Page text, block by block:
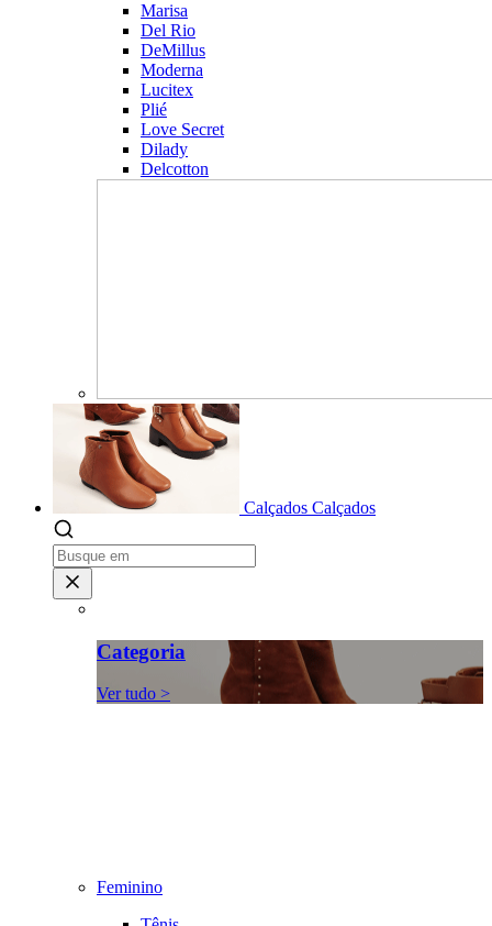
Marisa
Del Rio
DeMillus
Moderna
Lucitex
Plié
Love Secret
Dilady
Delcotton
Calçados Calçados
Categoria
Ver tudo >
Feminino